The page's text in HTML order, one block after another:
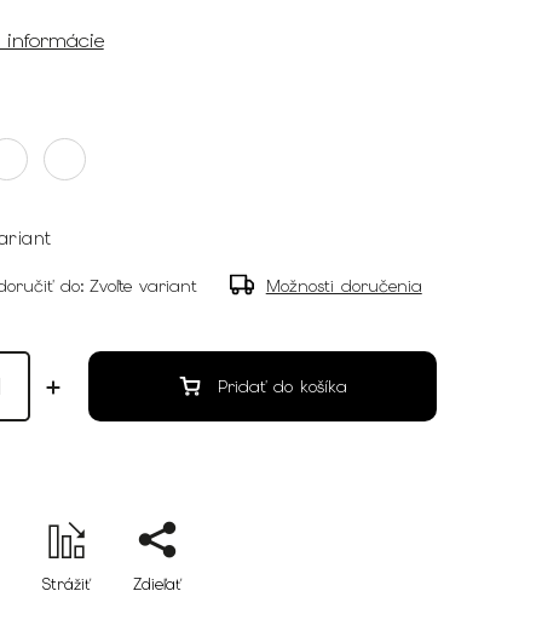
informácie
do: Zvoľte variant Možnosti doručenia
Pridať do košíka
Strážiť Zdieľať